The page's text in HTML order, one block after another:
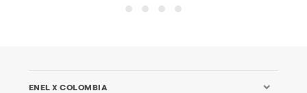
12
13 14 15
ENEL X COLOMBIA